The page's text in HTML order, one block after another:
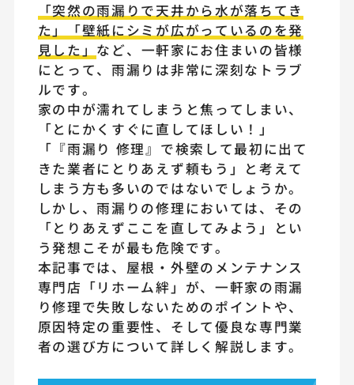
「突然の雨漏りで天井から水が落ちてき
た」「壁紙にシミが広がっているのを発
見した」 など、一軒家にお住まいの皆様
にとって、雨漏りは非常に深刻なトラブ
ルです。
家の中が濡れてしまうと焦ってしまい、
「とにかくすぐに直してほしい！」
「『雨漏り 修理』で検索して最初に出て
きた業者にとりあえず頼もう」と考えて
しまう方も多いのではないでしょうか。
しかし、雨漏りの修理においては、その
「とりあえずここを直してみよう」とい
う発想こそが最も危険です。
本記事では、屋根・外壁のメンテナンス
専門店「リホーム絆」が、一軒家の雨漏
り修理で失敗しないためのポイントや、
原因特定の重要性、そして優良な専門業
者の選び方について詳しく解説します。